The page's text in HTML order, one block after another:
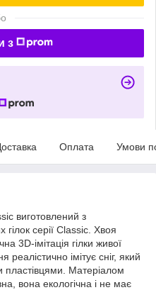
з
Оплата Умови
виготовлений з
серії Classic. Хвоя
3D-імітація гілки живої
імітує сніг, який
пластівцями. Матеріалом
вона екологічна і не має